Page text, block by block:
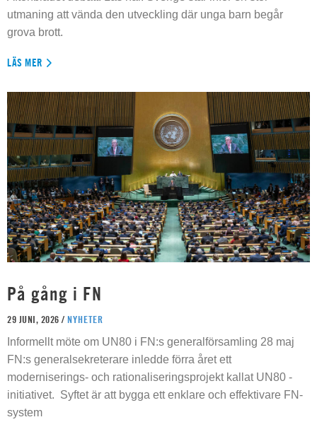
utmaning att vända den utveckling där unga barn begår
grova brott.
LÄS MER
På gång i FN
29 JUNI, 2026 / NYHETER
Informellt möte om UN80 i FN:s generalförsamling 28 maj
FN:s generalsekreterare inledde förra året ett
moderniserings- och rationaliseringsprojekt kallat UN80 -
initiativet. Syftet är att bygga ett enklare och effektivare FN-
system